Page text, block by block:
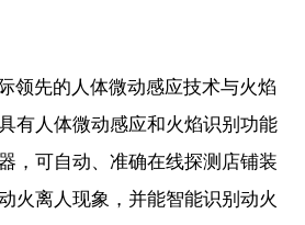
领先的人体微动感应技术与火焰
有人体微动感应和火焰识别功能
，可自动、准确在线探测店铺装
火离人现象，并能智能识别动火